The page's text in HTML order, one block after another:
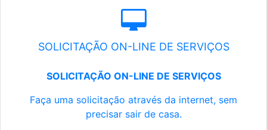
SOLICITAÇÃO ON-LINE DE SERVIÇOS
SOLICITAÇÃO ON-LINE DE SERVIÇOS
Faça uma solicitação através da internet, sem
precisar sair de casa.